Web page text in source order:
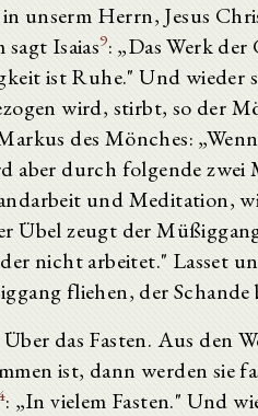
unserm Herrn, Jesus
Isaias9: „Das Werk
ist Ruhe." Und wieder
wird, stirbt, so der
des Mönches:
aber durch folgende zwei
und Meditation,
Übel zeugt der
nicht arbeitet." Lasset
fliehen, der
das Fasten. Aus den
ist, dann werden sie
: „In vielem Fasten." Und